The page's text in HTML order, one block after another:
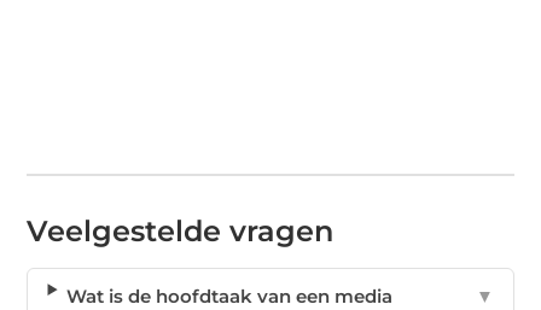
Veelgestelde vragen
Wat is de hoofdtaak van een media
▼